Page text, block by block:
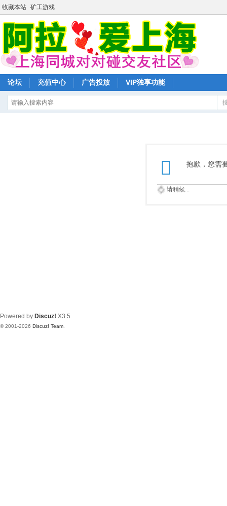
收藏本站 矿工游戏
论坛 充值中心 广告投放 VIP独享功能
抱歉，您需
请稍候...
Powered by Discuz! X3.5
© 2001-2026 Discuz! Team